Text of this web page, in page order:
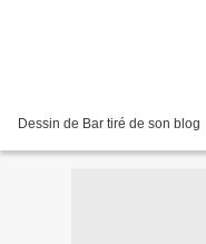
Dessin de Bar tiré de son blog